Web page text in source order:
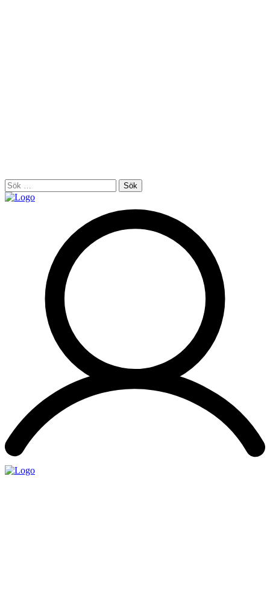
Sök
efter: